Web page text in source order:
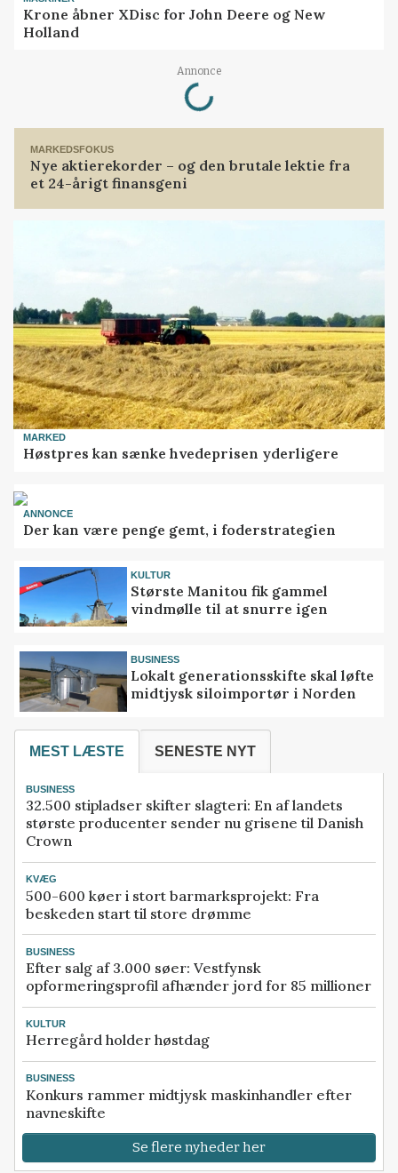
Krone åbner XDisc for John Deere og New
Holland
Annonce
Loading...
MARKEDSFOKUS
Nye aktierekorder – og den brutale lektie fra
et 24-årigt finansgeni
MARKED
Høstpres kan sænke hvedeprisen yderligere
ANNONCE
Der kan være penge gemt, i foderstrategien
KULTUR
Største Manitou fik gammel
vindmølle til at snurre igen
BUSINESS
Lokalt generationsskifte skal løfte
midtjysk siloimportør i Norden
MEST LÆSTE SENESTE NYT
BUSINESS
32.500 stipladser skifter slagteri: En af landets
største producenter sender nu grisene til Danish
Crown
KVÆG
500-600 køer i stort barmarksprojekt: Fra
beskeden start til store drømme
BUSINESS
Efter salg af 3.000 søer: Vestfynsk
opformeringsprofil afhænder jord for 85 millioner
KULTUR
Herregård holder høstdag
BUSINESS
Konkurs rammer midtjysk maskinhandler efter
navneskifte
Se flere nyheder her